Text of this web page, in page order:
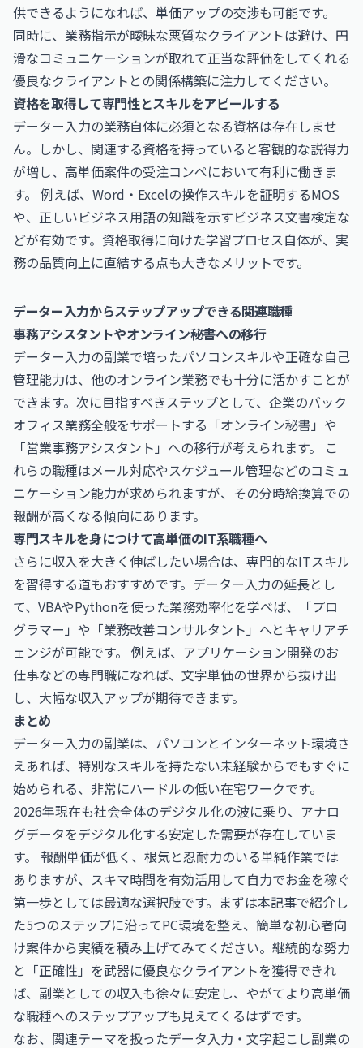
供できるようになれば、単価アップの交渉も可能です。
同時に、業務指示が曖昧な悪質なクライアントは避け、円
滑なコミュニケーションが取れて正当な評価をしてくれる
優良なクライアントとの関係構築に注力してください。
資格を取得して専門性とスキルをアピールする
データー入力の業務自体に必須となる資格は存在しませ
ん。しかし、関連する資格を持っていると客観的な説得力
が増し、高単価案件の受注コンペにおいて有利に働きま
す。 例えば、Word・Excelの操作スキルを証明するMOS
や、正しいビジネス用語の知識を示すビジネス文書検定な
どが有効です。資格取得に向けた学習プロセス自体が、実
務の品質向上に直結する点も大きなメリットです。
データー入力からステップアップできる関連職種
事務アシスタントやオンライン秘書への移行
データー入力の副業で培ったパソコンスキルや正確な自己
管理能力は、他のオンライン業務でも十分に活かすことが
できます。次に目指すべきステップとして、企業のバック
オフィス業務全般をサポートする「オンライン秘書」や
「営業事務アシスタント」への移行が考えられます。 こ
れらの職種はメール対応やスケジュール管理などのコミュ
ニケーション能力が求められますが、その分時給換算での
報酬が高くなる傾向にあります。
専門スキルを身につけて高単価のIT系職種へ
さらに収入を大きく伸ばしたい場合は、専門的なITスキル
を習得する道もおすすめです。データー入力の延長とし
て、VBAやPythonを使った業務効率化を学べば、「プロ
グラマー」や「業務改善コンサルタント」へとキャリアチ
ェンジが可能です。 例えば、 アプリケーション開発のお
仕事などの専門職になれば、文字単価の世界から抜け出
し、大幅な収入アップが期待できます。
まとめ
データー入力の副業は、パソコンとインターネット環境さ
えあれば、特別なスキルを持たない未経験からでもすぐに
始められる、非常にハードルの低い在宅ワークです。
2026年現在も社会全体のデジタル化の波に乗り、アナロ
グデータをデジタル化する安定した需要が存在していま
す。 報酬単価が低く、根気と忍耐力のいる単純作業では
ありますが、スキマ時間を有効活用して自力でお金を稼ぐ
第一歩としては最適な選択肢です。まずは本記事で紹介し
た5つのステップに沿ってPC環境を整え、簡単な初心者向
け案件から実績を積み上げてみてください。継続的な努力
と「正確性」を武器に優良なクライアントを獲得できれ
ば、副業としての収入も徐々に安定し、やがてより高単価
な職種へのステップアップも見えてくるはずです。
なお、関連テーマを扱ったデータ入力・文字起こし副業の